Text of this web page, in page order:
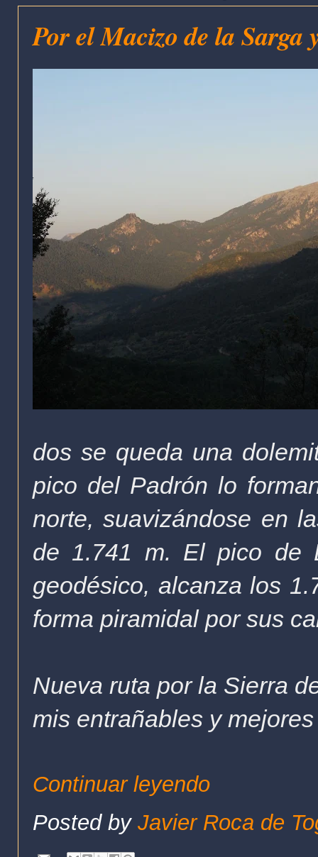
Por el Macizo de la Sarga
dos se queda una
pico del Padrón lo
norte, suavizándose en
de 1.741 m. El pico de
geodésico, alcanza los
forma piramidal por sus
Nueva ruta por la Sierra
mis entrañables y
Continuar leyendo
Posted by Javier Roca de